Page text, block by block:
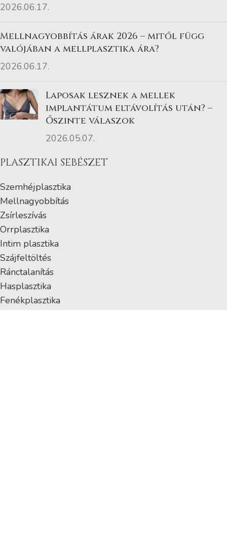
2026.06.17.
Mellnagyobbítás árak 2026 – mitől függ
valójában a mellplasztika ára?
2026.06.17.
Laposak lesznek a mellek
implantátum eltávolítás után? –
Őszinte válaszok
2026.05.07.
PLASZTIKAI SEBÉSZET
Szemhéjplasztika
Mellnagyobbítás
Zsírleszívás
Orrplasztika
Intim plasztika
Szájfeltöltés
Ránctalanítás
Hasplasztika
Fenékplasztika